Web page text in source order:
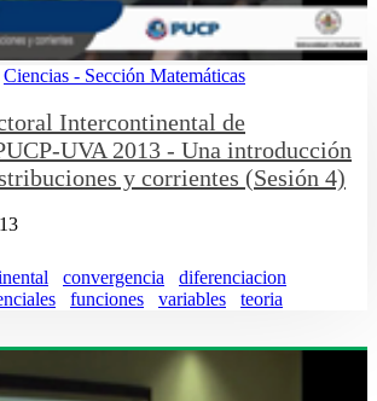
Ciencias - Sección Matemáticas
Intercontinental de
UVA 2013 - Una introducción
y corrientes (Sesión 4)
convergencia
diferenciacion
funciones variables teoria